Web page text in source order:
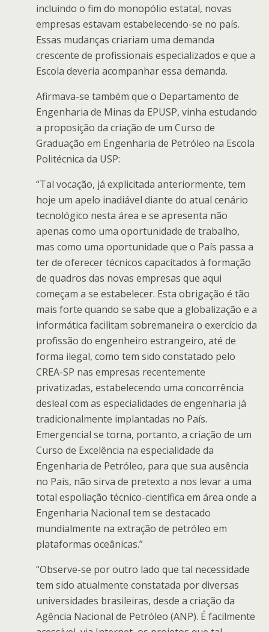
incluindo o fim do monopólio estatal, novas
empresas estavam estabelecendo-se no país.
Essas mudanças criariam uma demanda
crescente de profissionais especializados e que a
Escola deveria acompanhar essa demanda.
Afirmava-se também que o Departamento de
Engenharia de Minas da EPUSP, vinha estudando
a proposição da criação de um Curso de
Graduação em Engenharia de Petróleo na Escola
Politécnica da USP:
“Tal vocação, já explicitada anteriormente, tem
hoje um apelo inadiável diante do atual cenário
tecnológico nesta área e se apresenta não
apenas como uma oportunidade de trabalho,
mas como uma oportunidade que o País passa a
ter de oferecer técnicos capacitados à formação
de quadros das novas empresas que aqui
começam a se estabelecer. Esta obrigação é tão
mais forte quando se sabe que a globalização e a
informática facilitam sobremaneira o exercício da
profissão do engenheiro estrangeiro, até de
forma ilegal, como tem sido constatado pelo
CREA-SP nas empresas recentemente
privatizadas, estabelecendo uma concorrência
desleal com as especialidades de engenharia já
tradicionalmente implantadas no País.
Emergencial se torna, portanto, a criação de um
Curso de Excelência na especialidade da
Engenharia de Petróleo, para que sua ausência
no País, não sirva de pretexto a nos levar a uma
total espoliação técnico-científica em área onde a
Engenharia Nacional tem se destacado
mundialmente na extração de petróleo em
plataformas oceânicas.”
“Observe-se por outro lado que tal necessidade
tem sido atualmente constatada por diversas
universidades brasileiras, desde a criação da
Agência Nacional de Petróleo (ANP). É facilmente